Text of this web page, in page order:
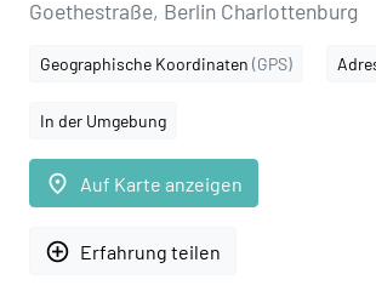
Goethestraße, Berlin Charlottenburg
Geographische Koordinaten (GPS)
In der Umgebung
place Auf Karte anzeigen
add_circle_outline Erfahrung teilen